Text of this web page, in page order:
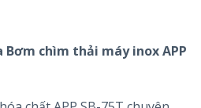
chìm thải máy inox APP